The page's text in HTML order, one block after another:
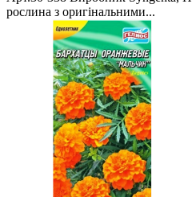
рослина з оригінальними...